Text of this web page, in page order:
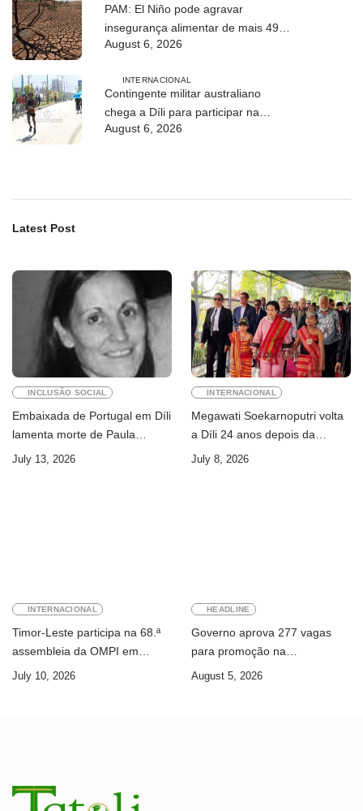
PAM: El Niño pode agravar
insegurança alimentar de mais 49
milhões de pessoas até 2027
August 6, 2026
INTERNACIONAL
Contingente militar australiano
chega a Díli para participar na
Maratona Internacional de 2026
August 6, 2026
Latest Post
INCLUSÃO SOCIAL
Embaixada de Portugal em Díli
lamenta morte de Paula
Ferreira Pinto
July 13, 2026
INTERNACIONAL
Megawati Soekarnoputri volta
a Díli 24 anos depois da
primeira visita
July 8, 2026
INTERNACIONAL
Timor-Leste participa na 68.ª
assembleia da OMPI em
Genebra
July 10, 2026
HEADLINE
Governo aprova 277 vagas
para promoção na
Administração Pública
August 5, 2026